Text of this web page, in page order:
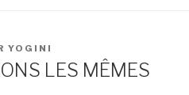
YOGINI
LES MÊMES